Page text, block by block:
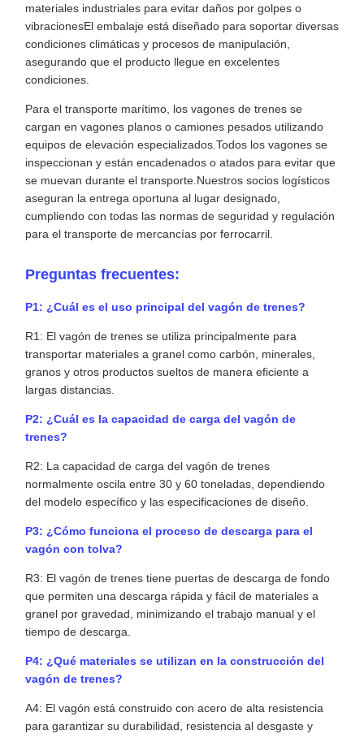
materiales industriales para evitar daños por golpes o
vibracionesEl embalaje está diseñado para soportar diversas
condiciones climáticas y procesos de manipulación,
asegurando que el producto llegue en excelentes
condiciones.
Para el transporte marítimo, los vagones de trenes se
cargan en vagones planos o camiones pesados utilizando
equipos de elevación especializados.Todos los vagones se
inspeccionan y están encadenados o atados para evitar que
se muevan durante el transporte.Nuestros socios logísticos
aseguran la entrega oportuna al lugar designado,
cumpliendo con todas las normas de seguridad y regulación
para el transporte de mercancías por ferrocarril.
Preguntas frecuentes:
P1: ¿Cuál es el uso principal del vagón de trenes?
R1: El vagón de trenes se utiliza principalmente para
transportar materiales a granel como carbón, minerales,
granos y otros productos sueltos de manera eficiente a
largas distancias.
P2: ¿Cuál es la capacidad de carga del vagón de
trenes?
R2: La capacidad de carga del vagón de trenes
normalmente oscila entre 30 y 60 toneladas, dependiendo
del modelo específico y las especificaciones de diseño.
P3: ¿Cómo funciona el proceso de descarga para el
vagón con tolva?
R3: El vagón de trenes tiene puertas de descarga de fondo
que permiten una descarga rápida y fácil de materiales a
granel por gravedad, minimizando el trabajo manual y el
tiempo de descarga.
P4: ¿Qué materiales se utilizan en la construcción del
vagón de trenes?
A4: El vagón está construido con acero de alta resistencia
para garantizar su durabilidad, resistencia al desgaste y